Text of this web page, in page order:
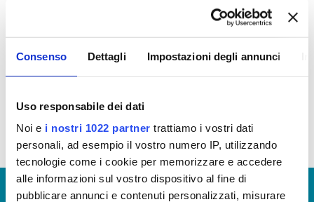
Consenso Dettagli Impostazioni degli annunci
Uso responsabile dei dati
Noi e i nostri 1022 partner trattiamo i vostri dati
personali, ad esempio il vostro numero IP, utilizzando
tecnologie come i cookie per memorizzare e accedere
alle informazioni sul vostro dispositivo al fine di
pubblicare annunci e contenuti personalizzati, misurare
OPERE PUBBLICHE
In questa sezione puoi trovare il programma degli
interventi di Publiacqua 2016 - 2021 (visualizza
documentazione)
Tale programma è soggetto a revisioni nel 2020
© Copyright 2017 - 2026
GLOSSARIO